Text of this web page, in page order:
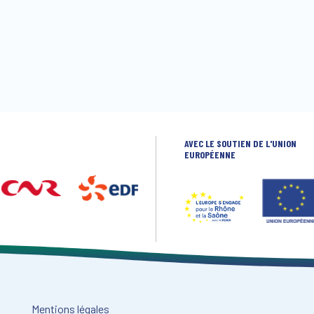
AVEC LE SOUTIEN DE L'UNION
EUROPÉENNE
Mentions légales